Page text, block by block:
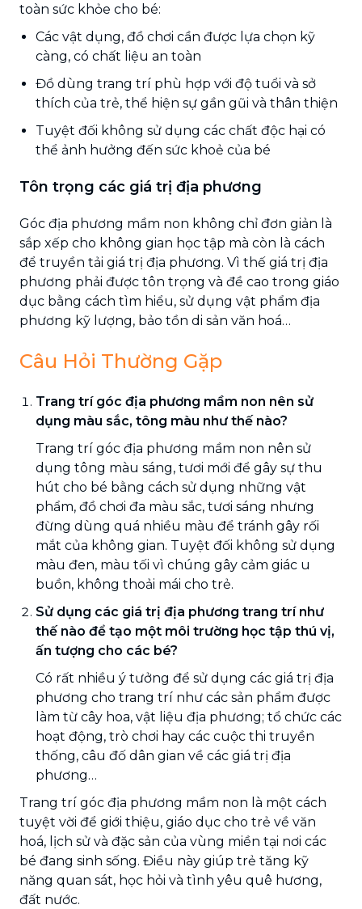
toàn sức khỏe cho bé:
Các vật dụng, đồ chơi cần được lựa chọn kỹ
càng, có chất liệu an toàn
Đồ dùng trang trí phù hợp với độ tuổi và sở
thích của trẻ, thể hiện sự gần gũi và thân thiện
Tuyệt đối không sử dụng các chất độc hại có
thể ảnh hưởng đến sức khoẻ của bé
Tôn trọng các giá trị địa phương
Góc địa phương mầm non không chỉ đơn giản là
sắp xếp cho không gian học tập mà còn là cách
để truyền tải giá trị địa phương. Vì thế giá trị địa
phương phải được tôn trọng và đề cao trong giáo
dục bằng cách tìm hiểu, sử dụng vật phẩm địa
phương kỹ lượng, bảo tồn di sản văn hoá…
Câu Hỏi Thường Gặp
Trang trí góc địa phương mầm non nên sử
dụng màu sắc, tông màu như thế nào?
Trang trí góc địa phương mầm non nên sử
dụng tông màu sáng, tươi mới để gây sự thu
hút cho bé bằng cách sử dụng những vật
phẩm, đồ chơi đa màu sắc, tươi sáng nhưng
đừng dùng quá nhiều màu để tránh gây rối
mắt của không gian. Tuyệt đối không sử dụng
màu đen, màu tối vì chúng gây cảm giác u
buồn, không thoải mái cho trẻ.
Sử dụng các giá trị địa phương trang trí như
thế nào để tạo một môi trường học tập thú vị,
ấn tượng cho các bé?
Có rất nhiều ý tưởng để sử dụng các giá trị địa
phương cho trang trí như các sản phẩm được
làm từ cây hoa, vật liệu địa phương; tổ chức các
hoạt động, trò chơi hay các cuộc thi truyền
thống, câu đố dân gian về các giá trị địa
phương…
Trang trí góc địa phương mầm non là một cách
tuyệt vời để giới thiệu, giáo dục cho trẻ về văn
hoá, lịch sử và đặc sản của vùng miền tại nơi các
bé đang sinh sống. Điều này giúp trẻ tăng kỹ
năng quan sát, học hỏi và tình yêu quê hương,
đất nước.